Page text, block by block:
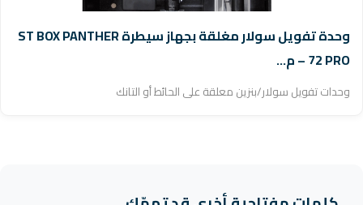
وحدة تفويل سولار مغلقة بجهاز سيطرة ST BOX PANTHER
72 PRO – م...
وحدات تفويل سولار/بنزين معلقة على الحائط أو التانك